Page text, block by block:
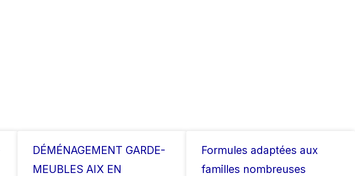
DÉMÉNAGEMENT GARDE-
MEUBLES AIX EN
Formules adaptées aux
familles nombreuses